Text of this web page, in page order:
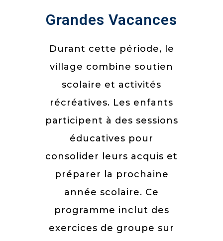
Grandes Vacances
Durant cette période, le
village combine soutien
scolaire et activités
récréatives. Les enfants
participent à des sessions
éducatives pour
consolider leurs acquis et
préparer la prochaine
année scolaire. Ce
programme inclut des
exercices de groupe sur